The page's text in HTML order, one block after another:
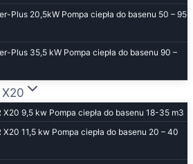
Plus 20,5kW Pompa ciepła do basenu 50 – 95
Plus 35,5 kW Pompa ciepła do basenu 90 –
X20 9,5 kw Pompa ciepła do basenu 18-35 m3
X20 11,5 kw Pompa ciepła do basenu 20 – 40